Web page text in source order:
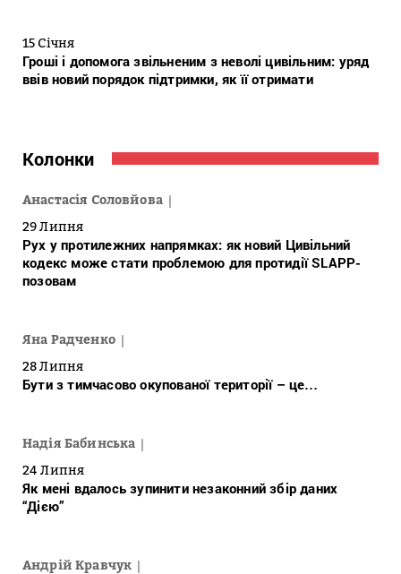
15 Січня
Гроші і допомога звільненим з неволі цивільним: уряд
ввів новий порядок підтримки, як її отримати
Колонки
Анастасія Соловйова
29 Липня
Рух у протилежних напрямках: як новий Цивільний
кодекс може стати проблемою для протидії SLAPP-
позовам
Яна Радченко
28 Липня
Бути з тимчасово окупованої території – це…
Надія Бабинська
24 Липня
Як мені вдалось зупинити незаконний збір даних
“Дією”
Андрій Кравчук